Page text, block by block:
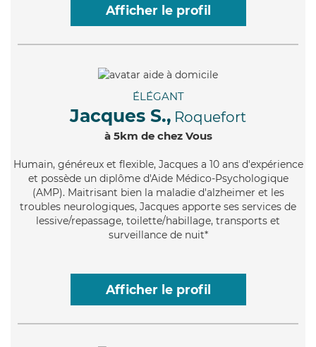
Afficher le profil
ÉLÉGANT
Jacques S., Roquefort
à 5km de chez Vous
Humain, généreux et flexible, Jacques a 10 ans d'expérience
et possède un diplôme d'Aide Médico-Psychologique
(AMP). Maitrisant bien la maladie d'alzheimer et les
troubles neurologiques, Jacques apporte ses services de
lessive/repassage, toilette/habillage, transports et
surveillance de nuit*
Afficher le profil